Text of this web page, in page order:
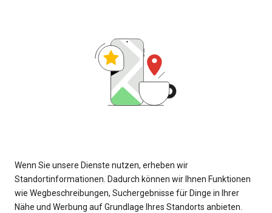
Wenn Sie unsere Dienste nutzen, erheben wir
Standortinformationen. Dadurch können wir Ihnen Funktionen
wie Wegbeschreibungen, Suchergebnisse für Dinge in Ihrer
Nähe und Werbung auf Grundlage Ihres Standorts anbieten.